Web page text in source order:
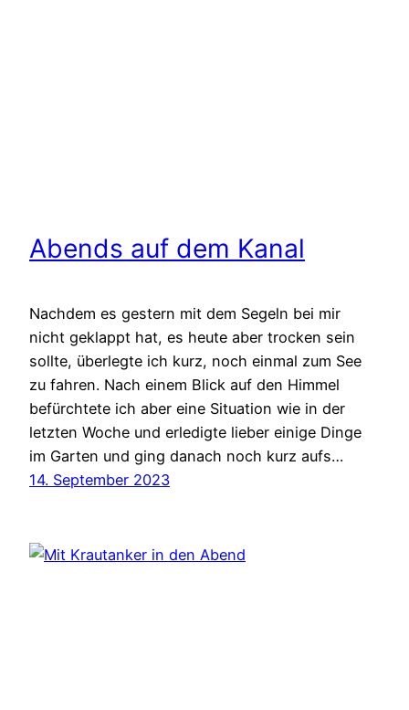
Abends auf dem Kanal
Nachdem es gestern mit dem Segeln bei mir
nicht geklappt hat, es heute aber trocken sein
sollte, überlegte ich kurz, noch einmal zum See
zu fahren. Nach einem Blick auf den Himmel
befürchtete ich aber eine Situation wie in der
letzten Woche und erledigte lieber einige Dinge
im Garten und ging danach noch kurz aufs…
14. September 2023